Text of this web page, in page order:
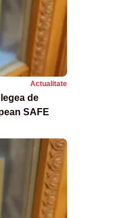
Actualitate
de
SAFE